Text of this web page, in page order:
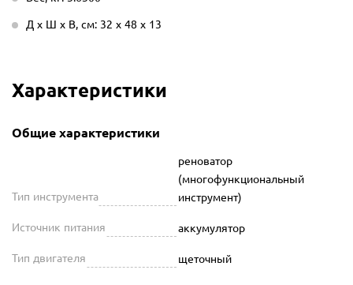
Д х Ш х В, см: 32 х 48 х 13
Характеристики
Общие характеристики
Тип инструмента
реноватор
(многофункциональный
инструмент)
Источник питания аккумулятор
Тип двигателя щеточный